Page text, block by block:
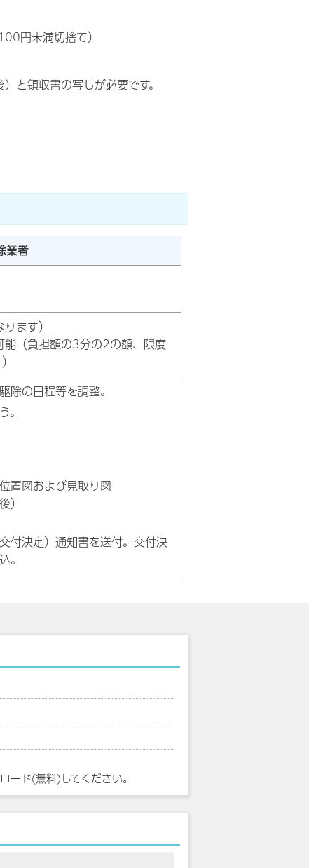
円未満切捨て）
と領収書の写しが必要です。
業者
ます）
（負担額の3分の2の額、限度
除の日程等を調整。
。
置図および見取り図
）
付決定）通知書を送付。交付決
。
ード(無料)してください。